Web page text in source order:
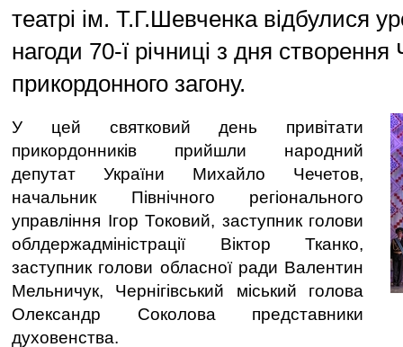
театрі ім. Т.Г.Шевченка відбулися
нагоди 70-ї річниці з дня створення
прикордонного загону.
У цей святковий день привітати
прикордонників прийшли народний
депутат України Михайло Чечетов,
начальник Північного регіонального
управління Ігор Токовий, заступник голови
облдержадміністрації Віктор Тканко,
заступник голови обласної ради Валентин
Мельничук, Чернігівський міський голова
Олександр Соколова представники
духовенства.